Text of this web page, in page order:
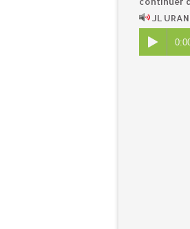
JL